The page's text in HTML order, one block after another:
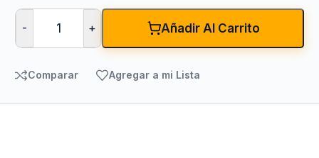
- + Añadir Al Carrito
Comparar Agregar a mi Lista